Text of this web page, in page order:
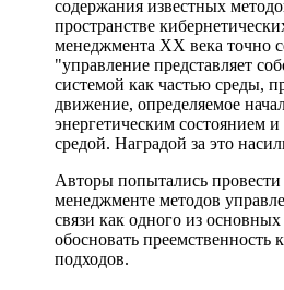
содержания известных
пространстве
менеджмента XX века точно
"управление представляет
системой как частью среды,
движение, определяемое
энергетическим состоянием
средой. Наградой за это
Авторы попытались
менеджменте методов
связи как одного из
обосновать преемственность
подходов.